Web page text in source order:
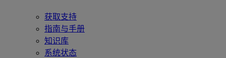
获取支持
指南与手册
知识库
系统状态